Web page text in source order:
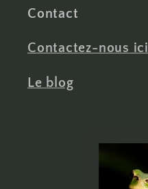
Contact
Contactez-nous ici
Le blog